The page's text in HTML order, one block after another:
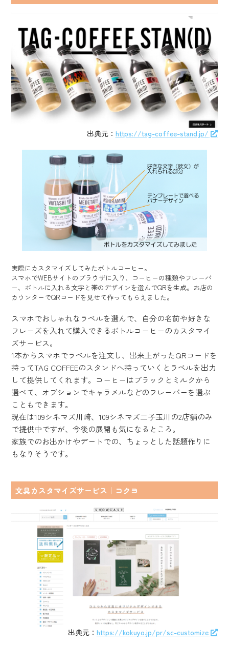
出典元： https://tag-coffee-stand.jp/
実際にカスタマイズしてみたボトルコーヒー。
スマホでWEBサイトのブラウザに入り、コーヒーの種類やフレーバ
ー、ボトルに入れる文字と帯のデザインを選んでQRを生成。お店の
カウンターでQRコードを見せて作ってもらえました。
スマホでおしゃれなラベルを選んで、自分の名前や好きな
フレーズを入れて購入できるボトルコーヒーのカスタマイ
ズサービス。
1本からスマホでラベルを注文し、出来上がったQRコードを
持ってTAG COFFEEのスタンドへ持っていくとラベルを出力
して提供してくれます。コーヒーはブラックとミルクから
選べて、オプションでキャラメルなどのフレーバーを選ぶ
こともできます。
現在は109シネマズ川崎、109シネマズ二子玉川の2店舗のみ
で提供中ですが、今後の展開も気になるところ。
家族でのお出かけやデートでの、ちょっとした話題作りに
もなりそうです。
文具カスタマイズサービス｜コクヨ
出典元： https://kokuyo.jp/pr/sc-customize